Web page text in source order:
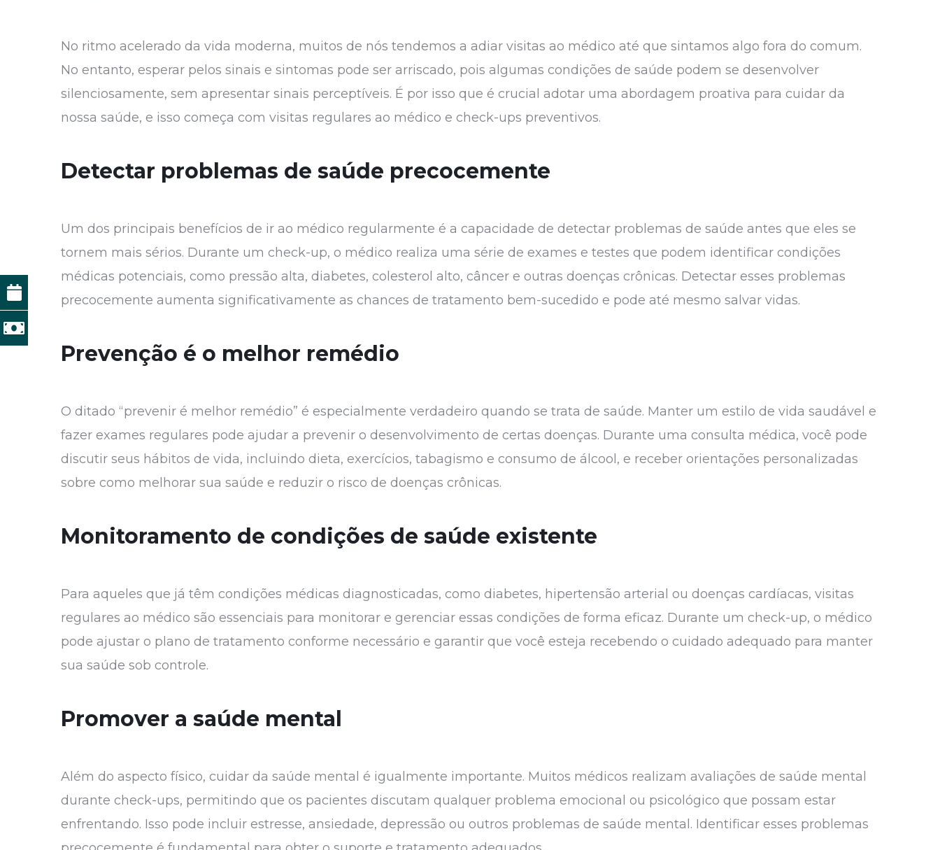
No ritmo acelerado da vida moderna, muitos de nós tendemos a adiar visitas ao médico até que sintamos algo fora do comum.
No entanto, esperar pelos sinais e sintomas pode ser arriscado, pois algumas condições de saúde podem se desenvolver
silenciosamente, sem apresentar sinais perceptíveis. É por isso que é crucial adotar uma abordagem proativa para cuidar da
nossa saúde, e isso começa com visitas regulares ao médico e check-ups preventivos.
Detectar problemas de saúde precocemente
Um dos principais benefícios de ir ao médico regularmente é a capacidade de detectar problemas de saúde antes que eles se
tornem mais sérios. Durante um check-up, o médico realiza uma série de exames e testes que podem identificar condições
médicas potenciais, como pressão alta, diabetes, colesterol alto, câncer e outras doenças crônicas. Detectar esses problemas
precocemente aumenta significativamente as chances de tratamento bem-sucedido e pode até mesmo salvar vidas.
Prevenção é o melhor remédio
O ditado “prevenir é melhor remédio” é especialmente verdadeiro quando se trata de saúde. Manter um estilo de vida saudável e
fazer exames regulares pode ajudar a prevenir o desenvolvimento de certas doenças. Durante uma consulta médica, você pode
discutir seus hábitos de vida, incluindo dieta, exercícios, tabagismo e consumo de álcool, e receber orientações personalizadas
sobre como melhorar sua saúde e reduzir o risco de doenças crônicas.
Monitoramento de condições de saúde existente
Para aqueles que já têm condições médicas diagnosticadas, como diabetes, hipertensão arterial ou doenças cardíacas, visitas
regulares ao médico são essenciais para monitorar e gerenciar essas condições de forma eficaz. Durante um check-up, o médico
pode ajustar o plano de tratamento conforme necessário e garantir que você esteja recebendo o cuidado adequado para manter
sua saúde sob controle.
Promover a saúde mental
Além do aspecto físico, cuidar da saúde mental é igualmente importante. Muitos médicos realizam avaliações de saúde mental
durante check-ups, permitindo que os pacientes discutam qualquer problema emocional ou psicológico que possam estar
enfrentando. Isso pode incluir estresse, ansiedade, depressão ou outros problemas de saúde mental. Identificar esses problemas